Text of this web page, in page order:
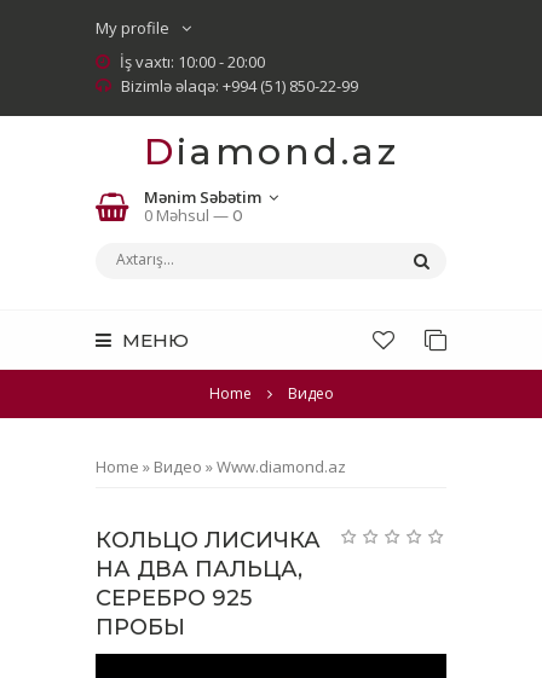
My profile
İş vaxtı: 10:00 - 20:00
Bizimlə əlaqə: +994 (51) 850-22-99
Diamond.az
Mənim Səbətim
0 Məhsul —0
МЕНЮ
Home Видео
Home » Видео »Www.diamond.az
КОЛЬЦО ЛИСИЧКА
НА ДВА ПАЛЬЦА,
СЕРЕБРО 925
ПРОБЫ